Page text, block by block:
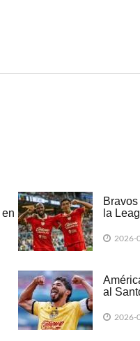
la
2026-
al
2026-